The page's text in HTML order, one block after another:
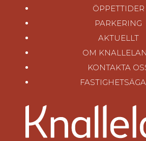
ÖPPETTIDER
PARKERING
AKTUELLT
OM
KONTAKTA